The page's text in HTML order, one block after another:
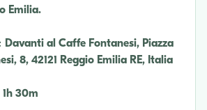
Emilia.
Davanti al Caffe Fontanesi, Piazza
8, 42121 Reggio Emilia RE, Italia
1h 30m